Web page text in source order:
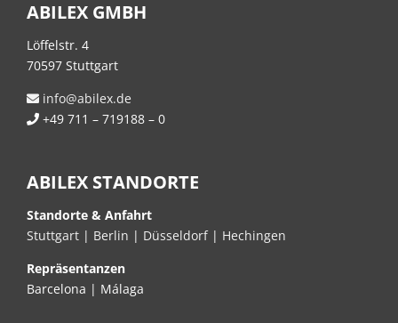
ABILEX GMBH
Löffelstr. 4
70597 Stuttgart
info@abilex.de
+49 711 – 719188 – 0
ABILEX STANDORTE
Standorte & Anfahrt
Stuttgart | Berlin | Düsseldorf | Hechingen
Repräsentanzen
Barcelona | Málaga